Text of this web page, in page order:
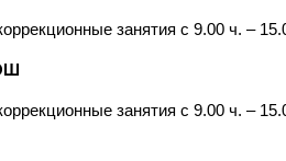
занятия с 9.00 ч. –
занятия с 9.00 ч. –